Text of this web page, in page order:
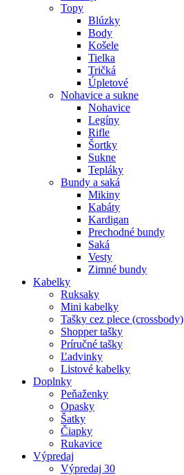
Topy
Blúzky
Body
Košele
Tielka
Tričká
Úpletové
Nohavice a sukne
Nohavice
Legíny
Rifle
Šortky
Sukne
Tepláky
Bundy a saká
Mikiny
Kabáty
Kardigan
Prechodné bundy
Saká
Vesty
Zimné bundy
Kabelky
Ruksaky
Mini kabelky
Tašky cez plece (crossbody)
Shopper tašky
Príručné tašky
Ľadvinky
Listové kabelky
Doplnky
Peňaženky
Opasky
Šatky
Čiapky
Rukavice
Výpredaj
Výpredaj 30